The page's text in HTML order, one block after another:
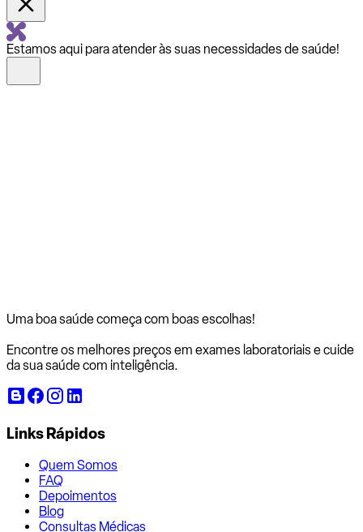
Estamos aqui para atender às suas necessidades de saúde!
Uma boa saúde começa com boas escolhas!
Encontre os melhores preços em exames laboratoriais e cuide
da sua saúde com inteligência.
Links Rápidos
Quem Somos
FAQ
Depoimentos
Blog
Consultas Médicas